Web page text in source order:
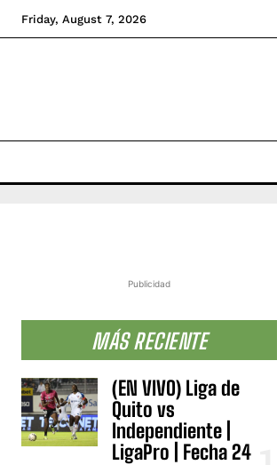
Friday, August 7, 2026
Publicidad
MÁS RECIENTE
(EN VIVO) Liga de
Quito vs
Independiente |
LigaPro | Fecha 24